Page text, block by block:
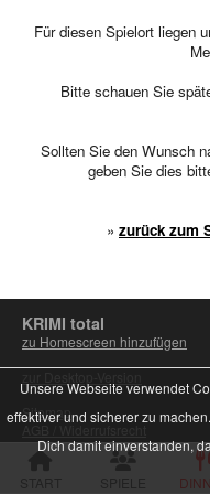
Unsere Webseite verwendet
effektiver und sicherer zu
Dich damit einverstanden,
START SPIELE
alle Veranstaltungen
Sachsen
Plauen
Zwickau
Braunschweig
Hannover
Jork (bei Hamburg)
Rinteln
Für diesen Spielort liegen
Bitte schauen Sie
Sollten Sie den Wunsch
geben Sie dies
» zurück zum
KRIMI total
zu Homescreen hinzufügen
Sitemap
Muster-Widerrufsformular
Datenschutz
Impressum